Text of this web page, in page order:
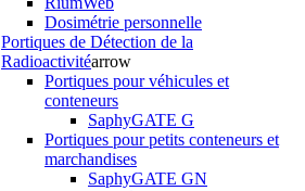
Dosimétrie personnelle
Portiques de Détection de la
Radioactivitéarrow
Portiques pour véhicules et
conteneurs
SaphyGATE G
Portiques pour petits conteneurs et
marchandises
SaphyGATE GN